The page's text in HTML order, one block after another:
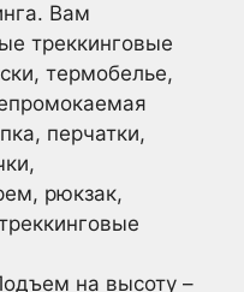
Вам
треккинговые
термобелье,
перчатки,
рюкзак,
на высоту –